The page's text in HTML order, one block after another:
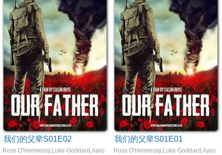
我们的父辈S01E02
Ross O'Hennessy,Luke Goddard,Aaron Jeffcoate
我们的父辈S01E01
Ross O'Hennessy,Luke Goddard,Aaron